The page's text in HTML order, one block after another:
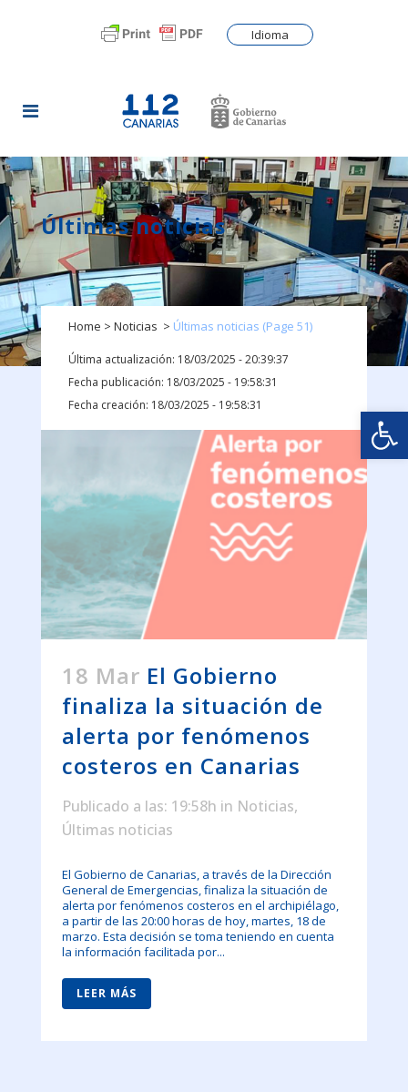
Idioma
Últimas noticias
Home > Noticias > Últimas noticias (Page 51)
Última actualización: 18/03/2025 - 20:39:37
Fecha publicación: 18/03/2025 - 19:58:31
Fecha creación: 18/03/2025 - 19:58:31
18 Mar El Gobierno
finaliza la situación de
alerta por fenómenos
costeros en Canarias
Publicado a las: 19:58h in Noticias,
Últimas noticias
El Gobierno de Canarias, a través de la Dirección
General de Emergencias, finaliza la situación de
alerta por fenómenos costeros en el archipiélago,
a partir de las 20:00 horas de hoy, martes, 18 de
marzo. Esta decisión se toma teniendo en cuenta
la información facilitada por...
LEER MÁS